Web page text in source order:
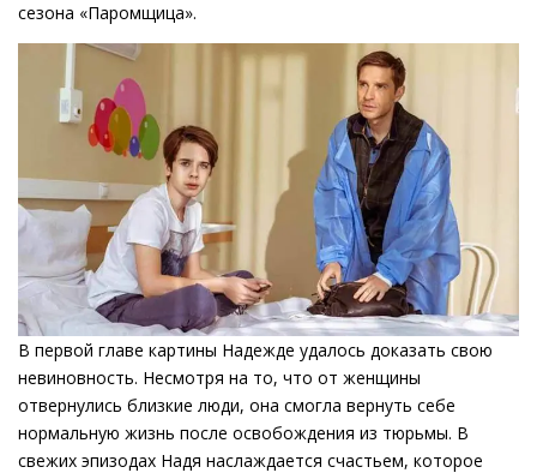
сезона «Паромщица».
В первой главе картины Надежде удалось доказать свою
невиновность. Несмотря на то, что от женщины
отвернулись близкие люди, она смогла вернуть себе
нормальную жизнь после освобождения из тюрьмы. В
свежих эпизодах Надя наслаждается счастьем, которое